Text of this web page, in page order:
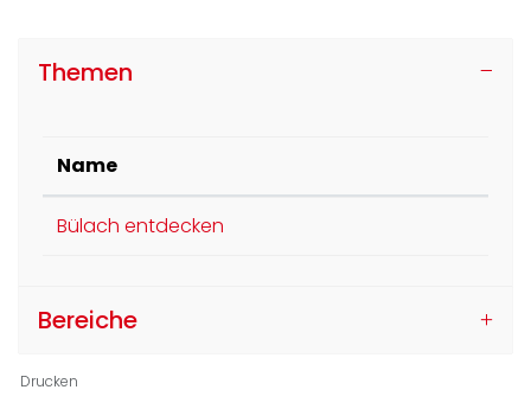
Themen
Name
Bülach entdecken
Bereiche
Drucken